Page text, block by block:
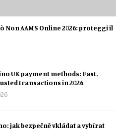
Non AAMS Online 2026: proteggi il
UK payment methods: Fast,
transactions in 2026
jak bezpečně vkládat a vybírat